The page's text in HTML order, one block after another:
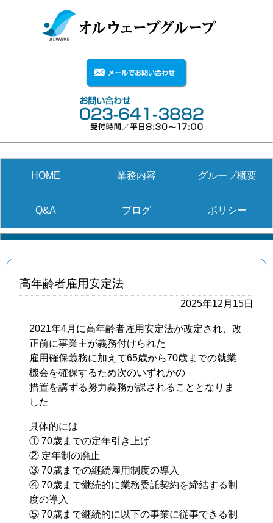
HOME 業務内容 グループ概要
Q&A ブログ ポリシー
高年齢者雇用安定法
2025年12月15日
2021年4月に高年齢者雇用安定法が改定され、改
正前に事業主が義務付けられた
雇用確保義務に加えて65歳から70歳までの就業
機会を確保するため次のいずれかの
措置を講ずる努力義務が課されることとなりま
した
具体的には
① 70歳までの定年引き上げ
② 定年制の廃止
③ 70歳までの継続雇用制度の導入
④ 70歳まで継続的に業務委託契約を締結する制
度の導入
⑤ 70歳まで継続的に以下の事業に従事できる制